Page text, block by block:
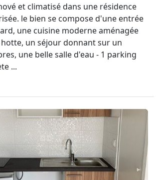
et climatisé dans une résidence
le bien se compose d'une entrée
une cuisine moderne aménagée
un séjour donnant sur un
une belle salle d'eau - 1 parking
...